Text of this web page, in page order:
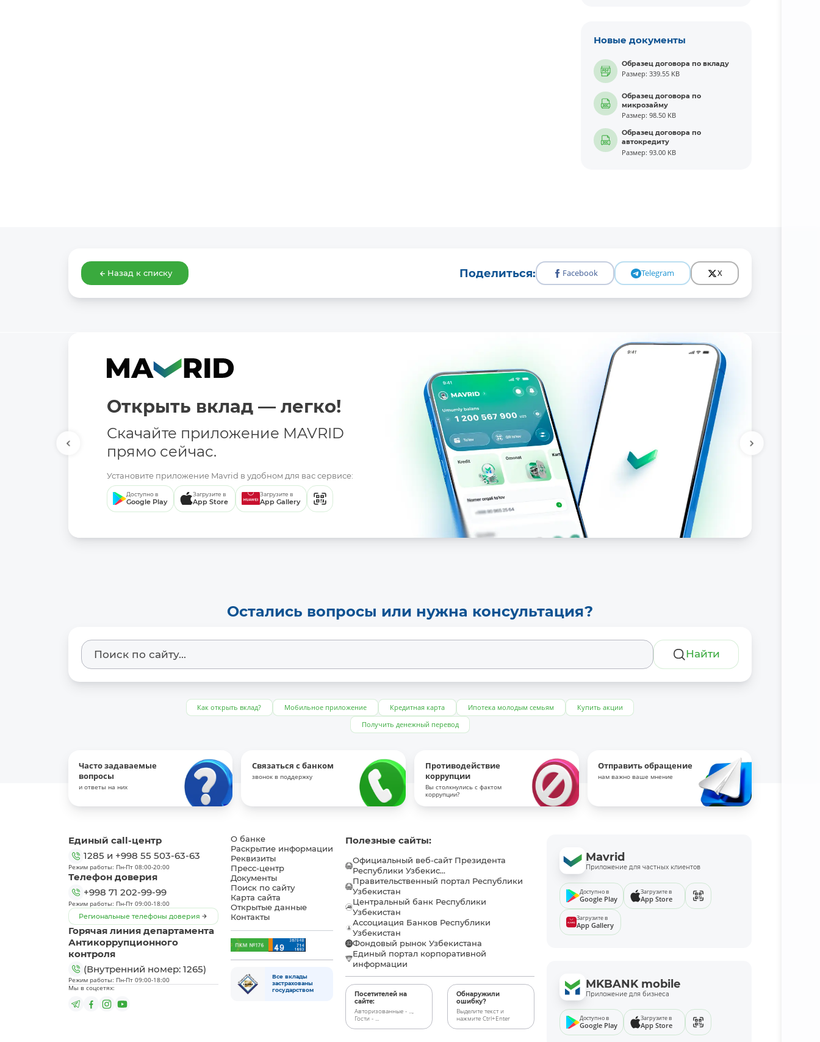
Новые документы
Образец договора по вкладу
Размер: 339.55 KB
Образец договора по
микрозайму
Размер: 98.50 KB
Образец договора по
автокредиту
Размер: 93.00 KB
Назад к списку Поделиться: Facebook Telegram X
Открыть вклад — легко!
Скачайте приложение MAVRID
прямо сейчас.
Установите приложение Mavrid в удобном для вас сервисе:
Доступно в
Google Play
Загрузите в
App Store
Загрузите в
App Gallery
Остались вопросы или нужна консультация?
Найти
Как открыть вклад? Мобильное приложение Кредитная карта Ипотека молодым семьям
Купить акции
Получить денежный перевод
Часто задаваемые
вопросы
и ответы на них
Связаться с банком
звонок в поддержку
Противодействие
коррупции
Вы столкнулись с фактом
коррупции?
Отправить обращение
нам важно ваше мнение
Единый call-центр
1285 и +998 55 503-63-63
Режим работы: Пн-Пт 08:00-20:00
Телефон доверия
+998 71 202-99-99
Режим работы: Пн-Пт 09:00-18:00
Региональные телефоны доверия
Горячая линия департамента
Антикоррупционного
контроля
(Внутренний номер: 1265)
Режим работы: Пн-Пт 09:00-18:00
Мы в соцсетях:
О банке
Раскрытие информации
Реквизиты
Пресс-центр
Документы
Поиск по сайту
Карта сайта
Открытые данные
Контакты
Все вклады
застрахованы
государством
Полезные сайты:
Официальный веб-сайт Президента
Республики Узбекис...
Правительственный портал Республики
Узбекистан
Центральный банк Республики
Узбекистан
Ассоциация Банков Республики
Узбекистан
Фондовый рынок Узбекистана
Единый портал корпоративной
информации
Посетителей на
сайте:
Авторизованные - ...,
Гости - ...
Обнаружили
ошибку?
Выделите текст и
нажмите Ctrl+Enter
Mavrid
Приложение для частных клиентов
Доступно в
Google Play
Загрузите в
App Store
Загрузите в
App Gallery
MKBANK mobile
Приложение для бизнеса
Доступно в
Google Play
Загрузите в
App Store